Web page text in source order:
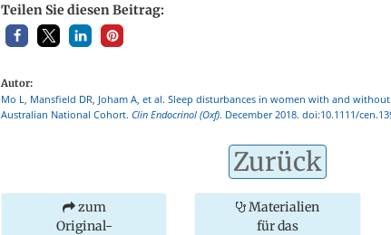
Teilen Sie diesen Beitrag:
Autor:
Mo L, Mansfield DR, Joham A, et al. Sleep disturbances in women with and
Australian National Cohort. Clin Endocrinol (Oxf). December 2018. doi:10.1111/
Zurück
zum
Original-
Materialien
für das